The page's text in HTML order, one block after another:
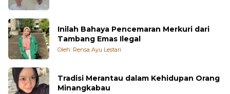
Inilah Bahaya Pencemaran Merkuri dari
Tambang Emas Ilegal
Oleh: Rensa Ayu Lestari
Tradisi Merantau dalam Kehidupan Orang
Minangkabau